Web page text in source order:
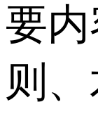
要
则